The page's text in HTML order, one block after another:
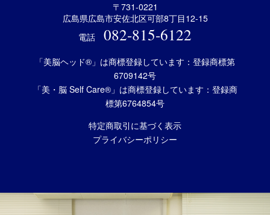
〒731-0221
広島県広島市安佐北区可部8丁目12-15
電話 082-815-6122
「美脳ヘッド®」は商標登録しています：登録商標第
6709142号
「美・脳 Self Care®」は商標登録しています：登録商
標第6764854号
特定商取引に基づく表示
プライバシーポリシー